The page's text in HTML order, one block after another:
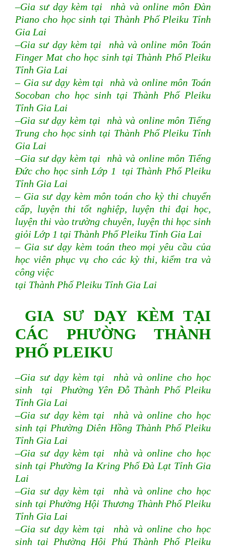
–Gia sư dạy kèm tại nhà và online môn Đàn
Piano cho học sinh tại Thành Phố Pleiku Tỉnh
Gia Lai
–Gia sư dạy kèm tại nhà và online môn Toán
Finger Mat cho học sinh tại Thành Phố Pleiku
Tỉnh Gia Lai
– Gia sư dạy kèm tại nhà và online môn Toán
Socoban cho học sinh tại Thành Phố Pleiku
Tỉnh Gia Lai
–Gia sư dạy kèm tại nhà và online môn Tiếng
Trung cho học sinh tại Thành Phố Pleiku Tỉnh
Gia Lai
–Gia sư dạy kèm tại nhà và online môn Tiếng
Đức cho học sinh Lớp 1 tại Thành Phố Pleiku
Tỉnh Gia Lai
– Gia sư dạy kèm môn toán cho kỳ thi chuyển
cấp, luyện thi tốt nghiệp, luyện thi đại học,
luyện thi vào trường chuyên, luyện thi học sinh
giỏi Lớp 1 tại Thành Phố Pleiku Tỉnh Gia Lai
– Gia sư dạy kèm toán theo mọi yêu cầu của
học viên phục vụ cho các kỳ thi, kiểm tra và
công việc
tại Thành Phố Pleiku Tỉnh Gia Lai
GIA SƯ DẠY KÈM TẠI
CÁC PHƯỜNG THÀNH
PHỐ PLEIKU
–Gia sư dạy kèm tại nhà và online cho học
sinh tại Phường Yên Đỗ Thành Phố Pleiku
Tỉnh Gia Lai
–Gia sư dạy kèm tại nhà và online cho học
sinh tại Phường Diên Hồng Thành Phố Pleiku
Tỉnh Gia Lai
–Gia sư dạy kèm tại nhà và online cho học
sinh tại Phường Ia Kring Phố Đà Lạt Tỉnh Gia
Lai
–Gia sư dạy kèm tại nhà và online cho học
sinh tại Phường Hội Thương Thành Phố Pleiku
Tỉnh Gia Lai
–Gia sư dạy kèm tại nhà và online cho học
sinh tại Phường Hội Phú Thành Phố Pleiku